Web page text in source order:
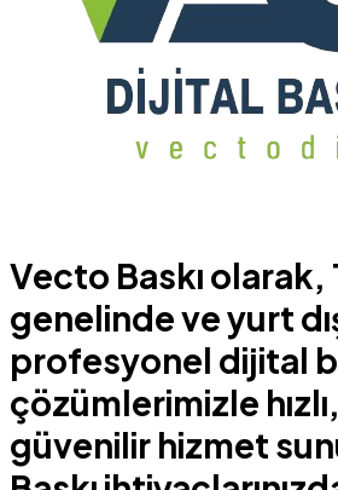
Vecto Baskı olarak,
genelinde ve yurt
profesyonel dijital
çözümlerimizle
güvenilir hizmet